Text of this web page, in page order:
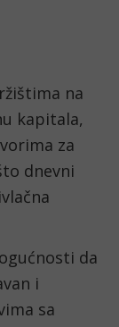
na
kapitala,
za
dnevni
da
i
sa